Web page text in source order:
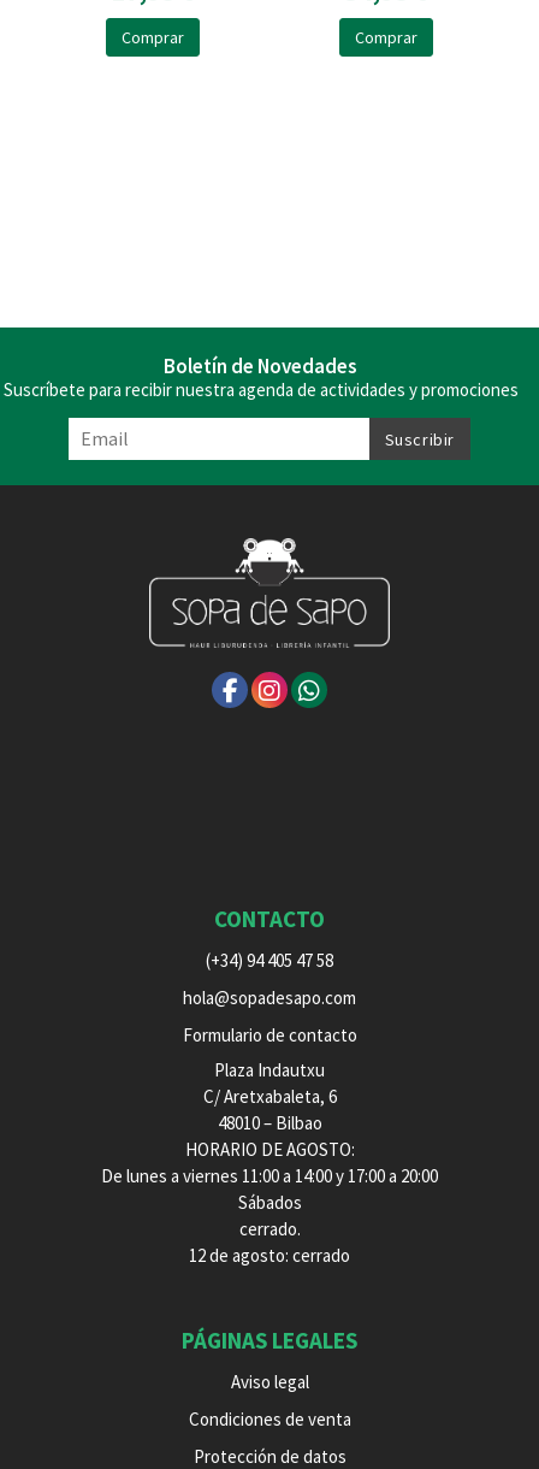
Comprar Comprar
Boletín de Novedades
Suscríbete para recibir nuestra agenda de actividades y promociones
CONTACTO
(+34) 94 405 47 58
hola@sopadesapo.com
Formulario de contacto
Plaza Indautxu
C/ Aretxabaleta, 6
48010 – Bilbao
HORARIO DE AGOSTO:
De lunes a viernes 11:00 a 14:00 y 17:00 a 20:00
Sábados
cerrado.
12 de agosto: cerrado
PÁGINAS LEGALES
Aviso legal
Condiciones de venta
Protección de datos